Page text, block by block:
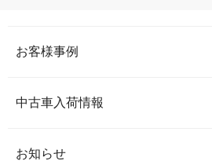
お客様事例
中古車入荷情報
お知らせ